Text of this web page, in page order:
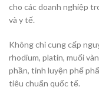
cho các doanh nghiệp
và y tế.
Không chỉ cung cấp
rhodium, platin, muối
phần, tinh luyện phế
tiêu chuẩn quốc tế.